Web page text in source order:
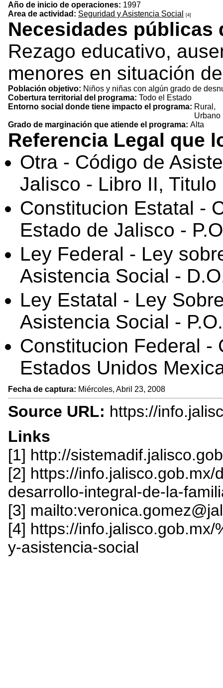
Año de inicio de operaciones: 1997
Area de actividad: Seguridad y Asistencia Social [4]
Necesidades
Rezago educativo,
menores en situación
Población objetivo: Niños y niñas con algún grado de
Cobertura territorial del programa: Todo el Estado
Entorno social donde tiene impacto el programa: Rural,
Urbano
Grado de marginación que atiende el programa: Alta
Referencia Legal que
Otra - Código de
Jalisco - Libro II,
Constitucion Estatal -
Estado de Jalisco -
Ley Federal - Ley
Asistencia Social -
Ley Estatal - Ley
Asistencia Social -
Constitucion Federal -
Estados Unidos
Fecha de captura: Miércoles, Abril 23, 2008
Source URL: https://
Links
[1] http://
[2] https://
desarrollo-integral-de-la-
[3]
[4] https://
y-asistencia-social